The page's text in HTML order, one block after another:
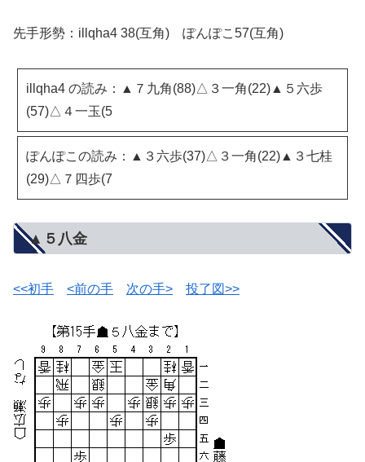
先手形勢：illqha4 38(互角) ぽんぽこ57(互角)
illqha4 の読み：▲７九角(88)△３一角(22)▲５六歩
(57)△４一玉(5
ぽんぽこの読み：▲３六歩(37)△３一角(22)▲３七桂
(29)△７四歩(7
▲５八金
<<初手 <前の手 次の手> 投了図>>